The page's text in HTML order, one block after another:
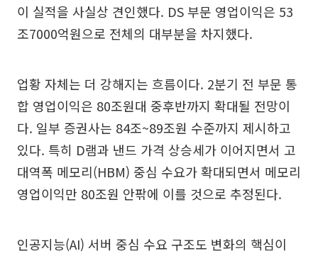
이 실적을 사실상 견인했다. DS 부문 영업이익은 53
조7000억원으로 전체의 대부분을 차지했다.
업황 자체는 더 강해지는 흐름이다. 2분기 전 부문 통
합 영업이익은 80조원대 중후반까지 확대될 전망이
다. 일부 증권사는 84조~89조원 수준까지 제시하고
있다. 특히 D램과 낸드 가격 상승세가 이어지면서 고
대역폭 메모리(HBM) 중심 수요가 확대되면서 메모리
영업이익만 80조원 안팎에 이를 것으로 추정된다.
인공지능(AI) 서버 중심 수요 구조도 변화의 핵심이